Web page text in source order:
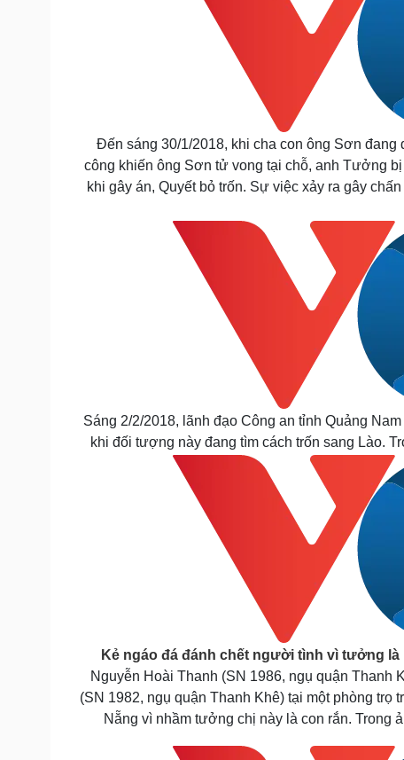
Đến sáng 30/1/2018, khi cha con ông Sơn đang
công khiến ông Sơn tử vong tại chỗ, anh Tưởng
khi gây án, Quyết bỏ trốn. Sự việc xảy ra gây
Sáng 2/2/2018, lãnh đạo Công an tỉnh Quảng
khi đối tượng này đang tìm cách trốn sang Lào.
Kẻ ngáo đá đánh chết người tình vì tưởng là
Nguyễn Hoài Thanh (SN 1986, ngụ quận Thanh
(SN 1982, ngụ quận Thanh Khê) tại một phòng
Nẵng vì nhầm tưởng chị này là con rắn. Trong